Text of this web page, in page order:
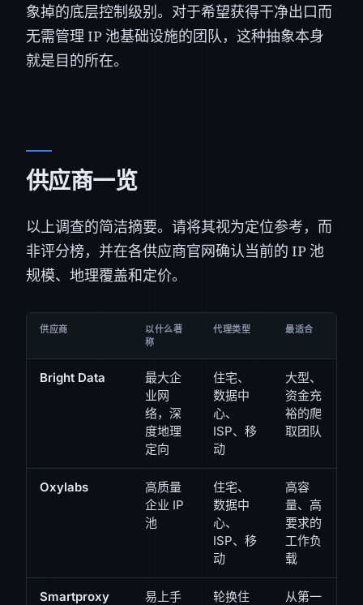
象掉的底层控制级别。对于希望获得干净出口而
无需管理 IP 池基础设施的团队，这种抽象本身
就是目的所在。
供应商一览
以上调查的简洁摘要。请将其视为定位参考，而
非评分榜，并在各供应商官网确认当前的 IP 池
规模、地理覆盖和定价。
供应商
以什么著
称
代理类型 最适合
Bright Data
最大企
业网
络，深
度地理
定向
住宅、
数据中
心、
ISP、移
动
大型、
资金充
裕的爬
取团队
Oxylabs
高质量
企业 IP
池
住宅、
数据中
心、
ISP、移
动
高容
量、高
要求的
工作负
载
Smartproxy
易上手
轮换住
从第一